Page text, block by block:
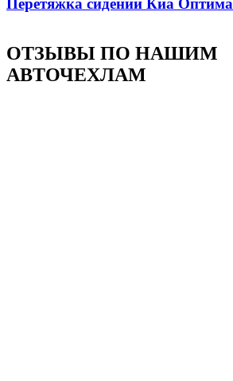
Перетяжка сидений Киа Оптима
ОТЗЫВЫ ПО НАШИМ
АВТОЧЕХЛАМ